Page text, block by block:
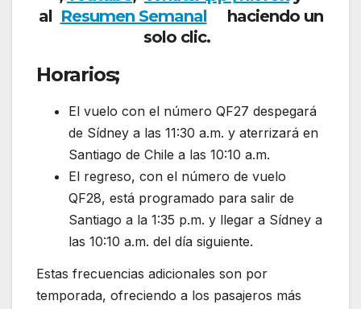
al Resumen Semanalhaciendo un
solo clic.
Horarios;
El vuelo con el número QF27 despegará
de Sídney a las 11:30 a.m. y aterrizará en
Santiago de Chile a las 10:10 a.m.
El regreso, con el número de vuelo
QF28, está programado para salir de
Santiago a la 1:35 p.m. y llegar a Sídney a
las 10:10 a.m. del día siguiente.
Estas frecuencias adicionales son por
temporada, ofreciendo a los pasajeros más